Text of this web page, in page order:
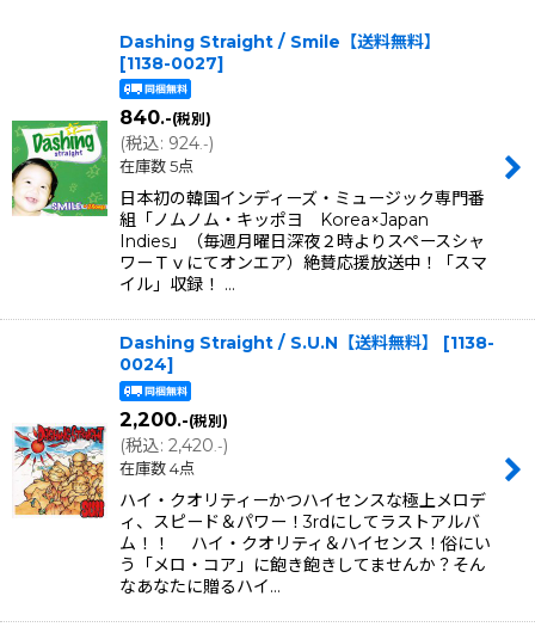
並び順:
絞り込む
Dashing Straight / Smile【送料無料】
[1138-0027]
840.-(税別)
(税込: 924.-)
在庫数 5点
日本初の韓国インディーズ・ミュージック専門番
組「ノムノム・キッポヨ Korea×Japan
Indies」（毎週月曜日深夜２時よりスペースシャ
ワーＴｖにてオンエア）絶賛応援放送中！「スマ
イル」収録！ …
Dashing Straight / S.U.N【送料無料】 [1138-
0024]
2,200.-(税別)
(税込: 2,420 .-)
在庫数 4点
ハイ・クオリティーかつハイセンスな極上メロデ
ィ、スピード＆パワー！3rdにしてラストアルバ
ム！！ ハイ・クオリティ＆ハイセンス！俗にい
う「メロ・コア」に飽き飽きしてませんか？そん
なあなたに贈るハイ…